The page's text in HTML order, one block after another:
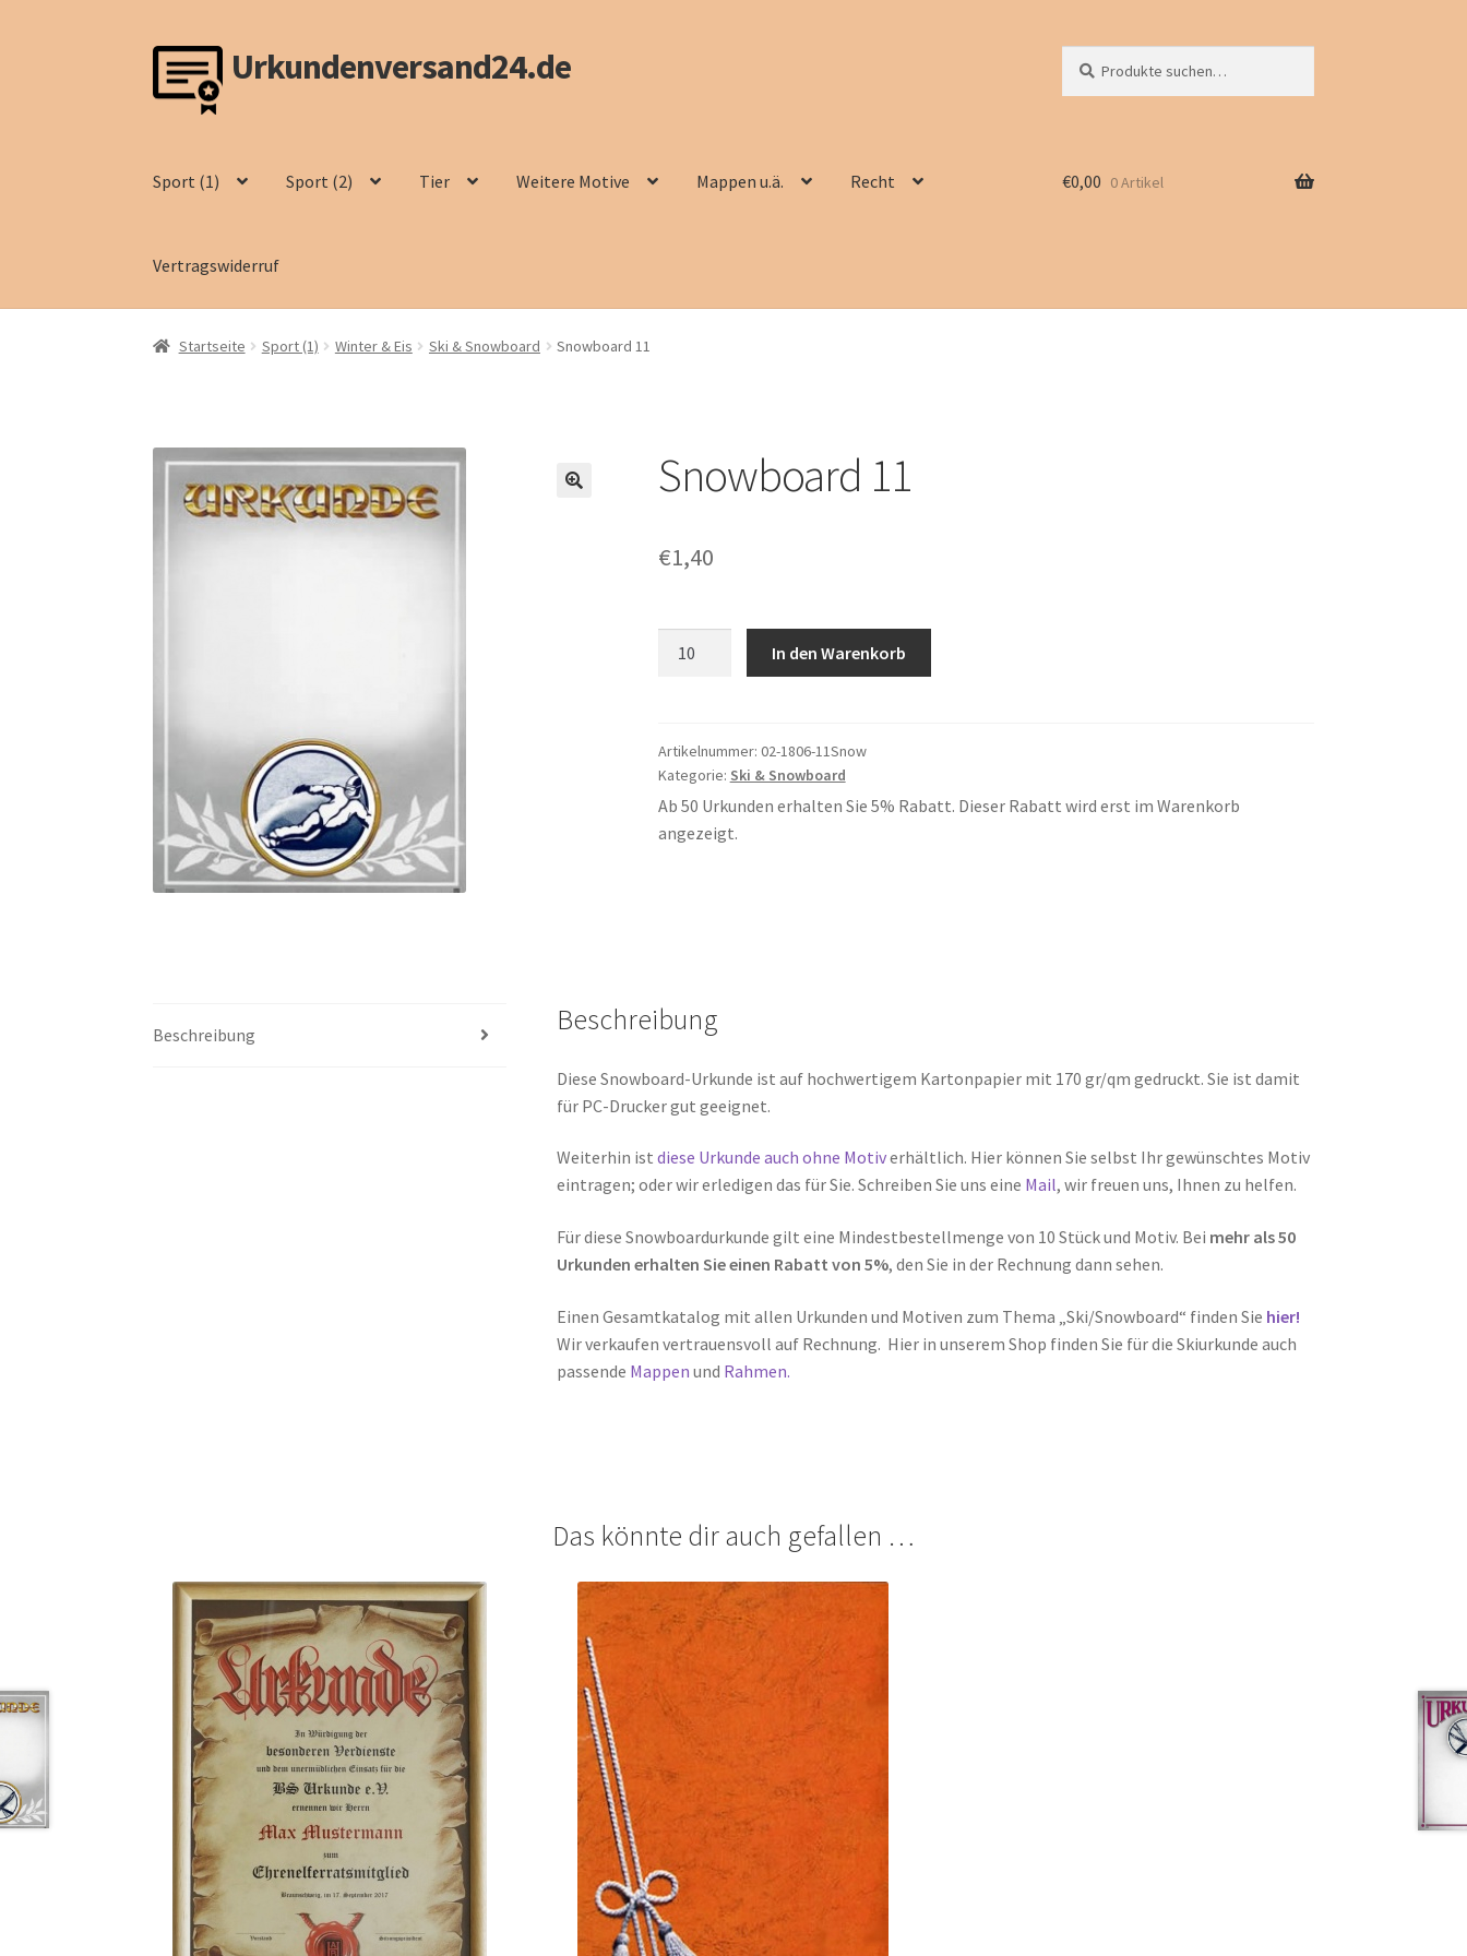
Zur
Navigation
springen
Zum
Inhalt
springen
Urkundenversand24.de
nach:
Sport (1) Sport (2) Tier Weitere Motive Mappen u.ä. Recht
Vertragswiderruf
€0,00 0 Artikel
Startseite Sport (1) Winter & Eis Ski & Snowboard Snowboard 11
Snowboard 11
€1,40
In den Warenkorb
Artikelnummer: 02-1806-11Snow
Kategorie: Ski & Snowboard
Ab 50 Urkunden erhalten Sie 5% Rabatt. Dieser Rabatt wird erst im Warenkorb
angezeigt.
Beschreibung Beschreibung
Diese Snowboard-Urkunde ist auf hochwertigem Kartonpapier mit 170 gr/qm gedruckt. Sie ist damit
für PC-Drucker gut geeignet.
Weiterhin istdiese Urkunde auch ohne Motiverhältlich. Hier können Sie selbst Ihr gewünschtes Motiv
eintragen; oder wir erledigen das für Sie. Schreiben Sie uns eine Mail, wir freuen uns, Ihnen zu helfen.
Für diese Snowboardurkunde gilt eine Mindestbestellmenge von 10 Stück und Motiv. Bei mehr als 50
Urkunden erhalten Sie einen Rabatt von 5%, den Sie in der Rechnung dann sehen.
Einen Gesamtkatalog mit allen Urkunden und Motiven zum Thema „Ski/Snowboard“ finden Sie hier!
Wir verkaufen vertrauensvoll auf Rechnung. Hier in unserem Shop finden Sie für die Skiurkunde auch
passende Mappenund Rahmen.
Das könnte dir auch gefallen …